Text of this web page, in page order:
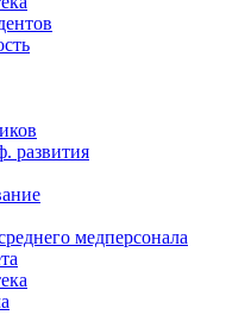
развития
медперсонала